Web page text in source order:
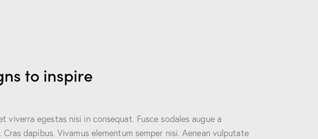
to inspire
viverra egestas nisi in consequat. Fusce sodales augue a
dapibus. Vivamus elementum semper nisi. Aenean vulputate